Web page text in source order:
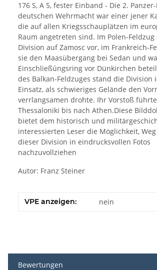
176 S, A 5, fester Einband - Die 2.
deutschen Wehrmacht war einer jener
die auf allen Kriegsschauplätzen im
Raum angetreten sind. Im Polen-
Division auf Zamosc vor, im Frankreich-
sie den Maasübergang bei Sedan und
Einschließúngsring vor Dünkirchen
des Balkan-Feldzuges stand die Division
Einsatz, als schwieriges Gelände den
verrlangsamen drohte. Ihr Vorstoß
Thessaloniki bis nach Athen.Diese
bietet dem historisch und
interessierten Leser die Möglichkeit,
dieser Division in eindrucksvollen Fotos
nachzuvollziehen
Autor: Franz Steiner
VPE anzeigen: nein
Bewertungen